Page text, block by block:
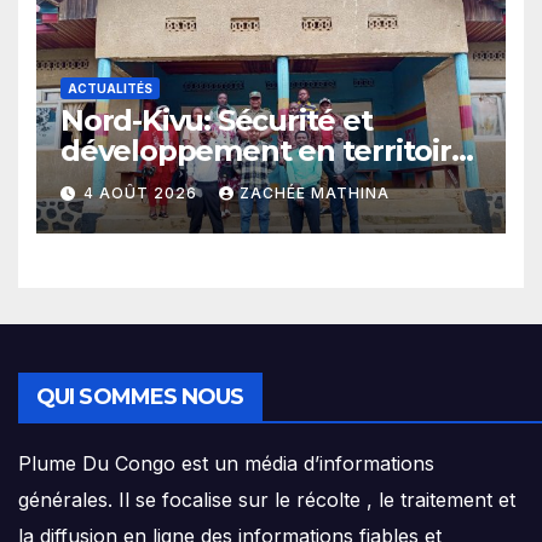
ACTUALITÉS
Nord-Kivu: Sécurité et
développement en territoire
de Beni, l’Hon. Jules Mathe
prône l’exemple d’un
mandat connecté à sa base
4 AOÛT 2026 ZACHÉE MATHINA
QUI SOMMES NOUS
Plume Du Congo est un média d’informations
générales. Il se focalise sur le récolte , le traitement et
la diffusion en ligne des informations fiables et